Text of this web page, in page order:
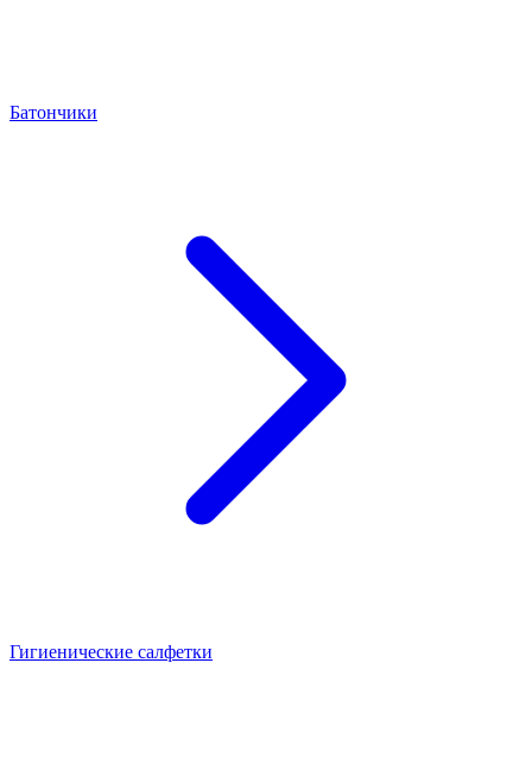
Батончики
Гигиенические салфетки